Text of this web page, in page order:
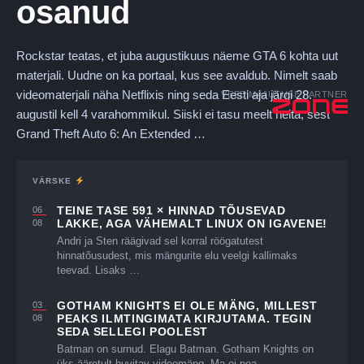
osanud
Rockstar teatas, et juba augustikuus näeme GTA 6 kohta uut
materjali. Uudne on ka portaal, kus see avaldub. Nimelt saab
videomaterjali näha Netflixis ning seda Eesti aja järgi 28.
augustil kell 4 varahommikul. Siiski ei tasu meelt heita, sest
Grand Theft Auto 6: An Extended …
VÄRSKE
06
08
TEINE TASE 591 × HINNAD TÕUSEVAD
LAKKE, AGA VÄHEMALT LINUX ON IGAVENE!
Andri ja Sten räägivad sel korral röögatutest
hinnatõusudest, mis mängurite elu veelgi kallimaks
teevad. Lisaks …
03
08
GOTHAM KNIGHTS EI OLE MÄNG, MILLEST
PEAKS ILMTINGIMATA KIRJUTAMA. TEGIN
SEDA SELLEGI POOLEST
Batman on surnud. Elagu Batman. Gotham Knights on
VEEBIMAJUTUSE PARTNER